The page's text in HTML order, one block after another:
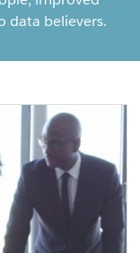
data believers.